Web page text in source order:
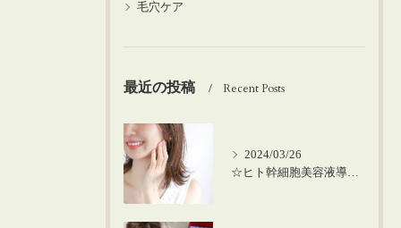
毛穴ケア
最近の投稿 Recent Posts
2024/03/26
☆ヒト幹細胞美容液導入の美肌顔脱毛☆